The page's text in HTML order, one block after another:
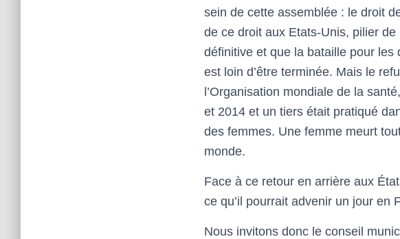
sein de cette assemblée : le droit
de ce droit aux Etats-Unis, pilier de
définitive et que la bataille pour
est loin d’être terminée. Mais le
l’Organisation mondiale de la
et 2014 et un tiers était pratiqué
des femmes. Une femme meurt
monde.
Face à ce retour en arrière aux
ce qu’il pourrait advenir un jour en
Nous invitons donc le conseil